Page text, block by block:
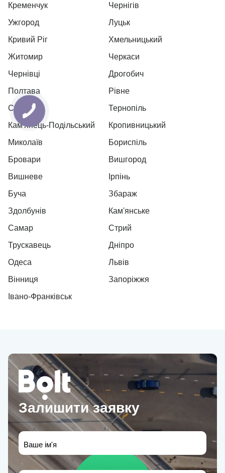
Кременчук
Чернігів
Ужгород
Луцьк
Кривий Ріг
Хмельницький
Житомир
Черкаси
Чернівці
Дрогобич
Полтава
Рівне
Суми
Тернопіль
Кам'янець-Подільський
Кропивницький
Миколаїв
Бориспіль
Бровари
Вишгород
Вишневе
Ірпінь
Буча
Збараж
Здолбунів
Кам'янське
Самар
Стрий
Трускавець
Дніпро
Одеса
Львів
Вінниця
Запоріжжя
Івано-Франківськ
Залишити заявку
Ваше ім'я